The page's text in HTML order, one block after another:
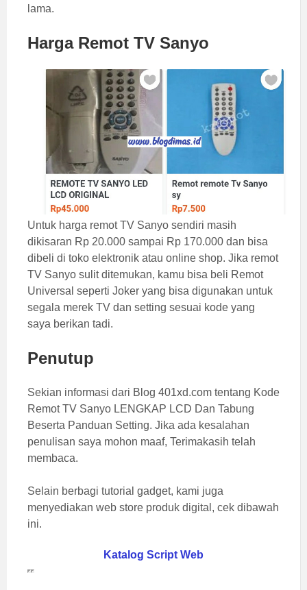
lama.
Harga Remot TV Sanyo
Untuk harga remot TV Sanyo sendiri masih
dikisaran Rp 20.000 sampai Rp 170.000 dan bisa
dibeli di toko elektronik atau online shop. Jika remot
TV Sanyo sulit ditemukan, kamu bisa beli Remot
Universal seperti Joker yang bisa digunakan untuk
segala merek TV dan setting sesuai kode yang
saya berikan tadi.
Penutup
Sekian informasi dari Blog 401xd.com tentang Kode
Remot TV Sanyo LENGKAP LCD Dan Tabung
Beserta Panduan Setting. Jika ada kesalahan
penulisan saya mohon maaf, Terimakasih telah
membaca.
Selain berbagi tutorial gadget, kami juga
menyediakan web store produk digital, cek dibawah
ini.
Katalog Script Web